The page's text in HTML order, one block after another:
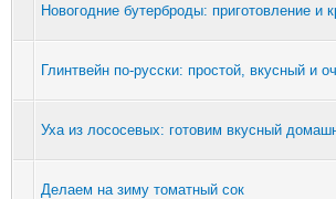
Новогодние бутерброды: приготовление и
Глинтвейн по-русски: простой, вкусный и
Уха из лососевых: готовим вкусный
Делаем на зиму томатный сок